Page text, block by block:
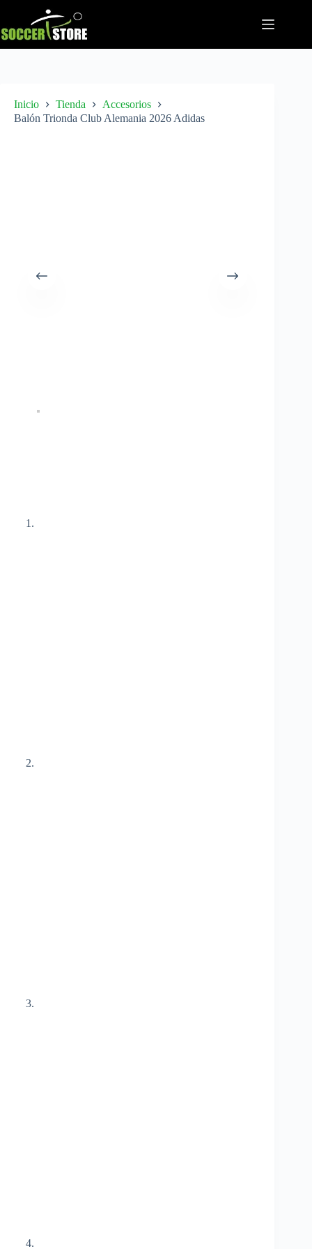
contenido
Inicio Tienda
Accesorios
Balón Trionda Club Alemania 2026 Adidas